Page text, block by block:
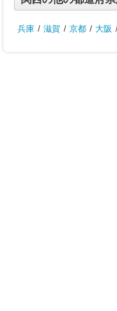
兵庫 / 滋賀 / 京都 / 大阪 /